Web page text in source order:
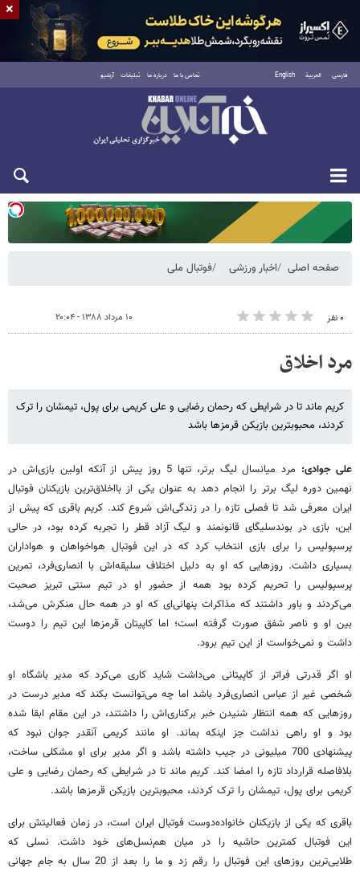
فارسی العربية English تماس با ما درباره ما تبلیغات آرشیو
دوشنبه ۱۹ مرداد ۱۴۰۵
صفحه اصلی اخبار ورزشی فوتبال ملی
۰ نفر ۱۰ مرداد ۱۳۸۸ - ۲۰:۰۴
مرد اخلاق
کریم ماند تا در شرایطی که رحمان رضایی و علی کریمی برای پول، تیمشان را ترک
کردند، محبوبترین بازیکن قرمزها باشد
علی جوادی:
مرد میانسال لیگ برتر، تنها 5 روز پیش از آنکه اولین بازی‌اش در
نهمین دوره لیگ برتر را انجام دهد به عنوان یکی از بااخلاق‌ترین بازیکنان فوتبال
ایران معرفی شد تا فصلی تازه را در زندگی‌اش شروع کند. کریم باقری که پیش از
این، بازی در بوندسلیگای قانونمند و لیگ آزاد قطر را تجربه کرده بود، در حالی
پرسپولیس را برای بازی انتخاب کرد که در این فوتبال هواخواهان و هواداران
بسیاری داشت. روزهایی که او به دلیل اختلاف سلیقه‌اش با انصاری‌فرد، تمرین
پرسپولیس را تحریم کرده بود همه از حضور او در تیم سنتی تبریز صحبت
می‌کردند و باور داشتند که مذاکرات پنهانی‌ای که او در همه حال منکرش می‌شد،
بین او و ناصر شفق صورت گرفته است؛ اما کاپیتان قرمزها این تیم را دوست
داشت و نمی‌خواست از این تیم برود.
او اگر قدرتی فراتر از کاپیتانی می‌داشت شاید کاری می‌کرد که مدیر باشگاه او
شخصی غیر از عباس انصاری‌فرد باشد اما چه می‌توانست بکند که مدیر درست در
روزهایی که همه انتظار شنیدن خبر برکناری‌اش را داشتند، در این مقام ابقا شده
بود و او راهی نداشت جز اینکه بماند. او مانند کریمی آنقدر جوان نبود که
پیشنهادی 700 میلیونی در جیب داشته باشد و اگر مدیر برای او مشکلی ساخت،
بلافاصله قرارداد تازه را امضا کند. کریم ماند تا در شرایطی که رحمان رضایی و علی
کریمی برای پول، تیمشان را ترک کردند، محبوبترین بازیکن قرمزها باشد.
باقری که یکی از بازیکنان خانواده‌دوست فوتبال ایران است، در زمان فعالیتش برای
این فوتبال کمترین حاشیه را در میان هم‌نسل‌های خود داشت. نسلی که
طلایی‌ترین روزهای این فوتبال را رقم زد و ما را بعد از 20 سال به جام جهانی
×